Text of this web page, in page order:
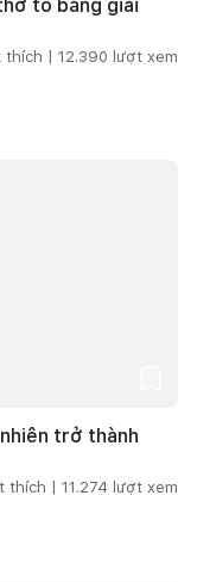
tổ bằng giải
thích | 12.390 lượt xem
trở thành
thích | 11.274 lượt xem